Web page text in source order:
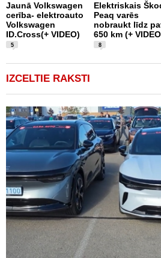
Jaunā Volkswagen
cerība- elektroauto
Volkswagen
ID.Cross(+ VIDEO)
5
Elektriskais
Peaq varēs
nobraukt līdz
650 km (+
8
IZCELTIE RAKSTI